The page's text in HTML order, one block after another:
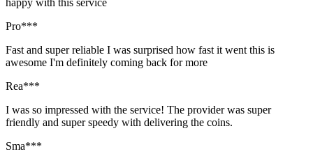
happy with this service
Pro***
Fast and super reliable I was surprised how fast it went this is
awesome I'm definitely coming back for more
Rea***
I was so impressed with the service! The provider was super
friendly and super speedy with delivering the coins.
Sma***